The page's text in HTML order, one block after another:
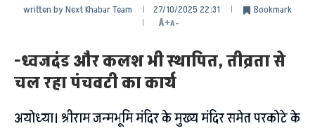
written byNext Khabar Team 27/10/2025 22:31
Bookmark
A+A-
-ध्वजदंड और कलश भी स्थापित, तीव्रता से
चल रहा पंचवटी का कार्य
अयोध्या। श्रीराम जन्मभूमि मंदिर के मुख्य मंदिर समेत परकोटे के